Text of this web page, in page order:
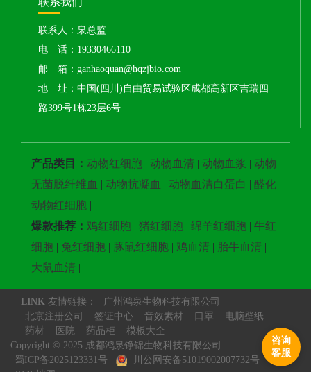
咨询
客服
联系人：泉总监
电 话：19330466110
邮 箱：ganhaoquan@hqzjbio.com
地 址：中国(四川)自由贸易试验区成都高新区吉瑞四
路399号1栋23层6号
产品类目： 动物红细胞 | 动物血清 | 动物血浆 | 动物
无菌脱纤维血 | 动物抗凝血 | 动物血清白蛋白 | 醛化
动物红细胞 |
爆款推荐： 鸡红细胞 | 猪红细胞 | 绵羊红细胞 | 牛红
细胞 | 兔红细胞 | 豚鼠红细胞 | 鸡血清 | 胎牛血清 |
大鼠血清 |
LINK 友情链接：
广州鸿泉生物科技有限公司
北京注册公司
签证中心 音效素材 口罩
电脑壁纸
药材
医院 药品柜
模板大全
Copyright © 2025 成都鸿泉铮锦生物科技有限公司
蜀ICP备2025123331号
川公网安备51019002007732号